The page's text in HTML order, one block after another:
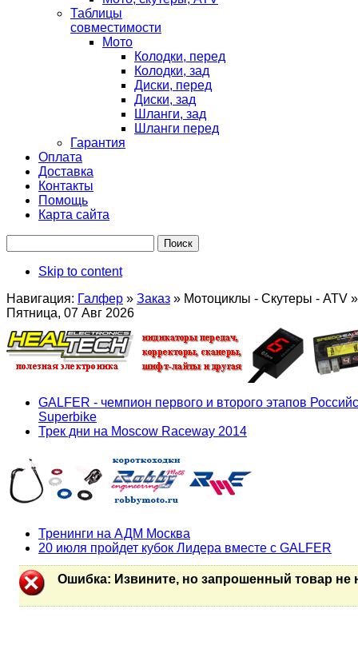
Таблицы
совместимости
Мото
Колодки, перед
Колодки, зад
Диски, перед
Диски, зад
Шланги, зад
Шланги перед
Гарантия
Оплата
Доставка
Контакты
Помощь
Карта сайта
Skip to content
Навигация: Галфер » Заказ » Мотоциклы - Скутеры - ATV »
Пятница, 07 Авг 2026
GALFER - чемпион первого и второго этапов
Superbike
Трек дни на Moscow Raceway 2014
Тренинги на АДМ Москва
20 июля пройдет кубок Лидера вместе с GALFER
Ошибка: Извините, но запрошенный товар не